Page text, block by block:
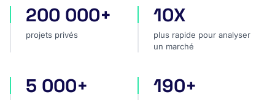
projets privés
200 000+
projets privés
plus rapide pour analyser
10X
plus rapide pour analyser
un marché
sources dans le monde
5 000+ pays couverts
190+